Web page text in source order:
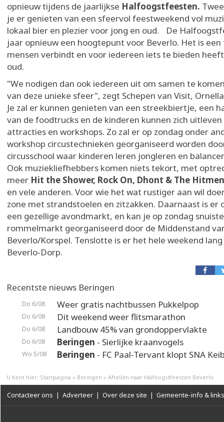
opnieuw tijdens de jaarlijkse Halfoogstfeesten.
je er genieten van een sfeervol feestweekend vol
lokaal bier en plezier voor jong en oud. De
jaar opnieuw een hoogtepunt voor Beverlo. Het is
mensen verbindt en voor iedereen iets te bieden
oud.
"We nodigen dan ook iedereen uit om samen te
van deze unieke sfeer", zegt Schepen van Visit,
Je zal er kunnen genieten van een streekbiertje, een
van de foodtrucks en de kinderen kunnen zich
attracties en workshops. Zo zal er op zondag onder
workshop circustechnieken georganiseerd worden
circusschool waar kinderen leren jongleren en
Ook muziekliefhebbers komen niets tekort, met
meer Hit the Shower, Rock On, Dhont & The
en vele anderen. Voor wie het wat rustiger aan wil
zone met strandstoelen en zitzakken. Daarnaast is er
een gezellige avondmarkt, en kan je op zondag
rommelmarkt georganiseerd door de Middenstand
Beverlo/Korspel. Tenslotte is er het hele weekend
Beverlo-Dorp.
Recentste nieuws Beringen
Do 6/08 Weer gratis nachtbussen Pukkelpop
Do 6/08 Dit weekend weer flitsmarathon
Do 6/08 Landbouw 45% van grondoppervlakte
Do 6/08 Beringen - Sierlijke kraanvogels
Wo 5/08 Beringen - FC Paal-Tervant klopt SNA
U bent hier: Startpagina » Beringen » Aftellen naar Halfoogstfeesten Beverlo
Contacteer ons | Adverteer | Over deze site | Gemeente-info & links